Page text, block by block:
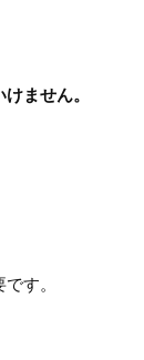
ません。
す。